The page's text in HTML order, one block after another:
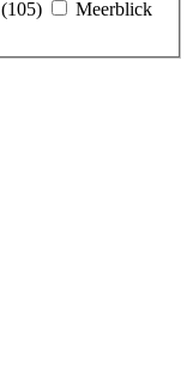
(105)
Meerblick